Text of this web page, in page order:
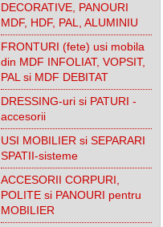
DECORATIVE, PANOURI
MDF, HDF, PAL, ALUMINIU
FRONTURI (fete) usi mobila
din MDF INFOLIAT, VOPSIT,
PAL si MDF DEBITAT
DRESSING-uri si PATURI -
accesorii
USI MOBILIER si SEPARARI
SPATII-sisteme
ACCESORII CORPURI,
POLITE si PANOURI pentru
MOBILIER